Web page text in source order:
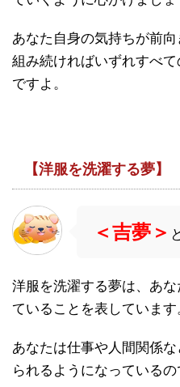
あなた自身の気持ちが前
組み続ければいずれすべ
ですよ。
【洋服を洗濯する夢】
＜吉夢＞
洋服を洗濯する夢は、あ
ていることを表しています
あなたは仕事や人間関係
られるようになっているの